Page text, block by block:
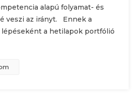
alapú folyamat- és
veszi az irányt. Ennek a
lépéseként a hetilapok portfólió